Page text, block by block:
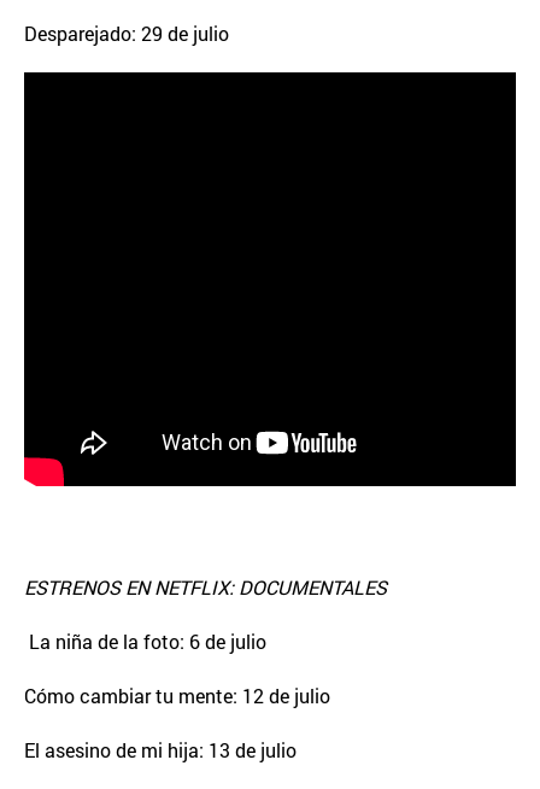
Desparejado: 29 de julio
ESTRENOS EN NETFLIX: DOCUMENTALES
La niña de la foto: 6 de julio
Cómo cambiar tu mente: 12 de julio
El asesino de mi hija: 13 de julio